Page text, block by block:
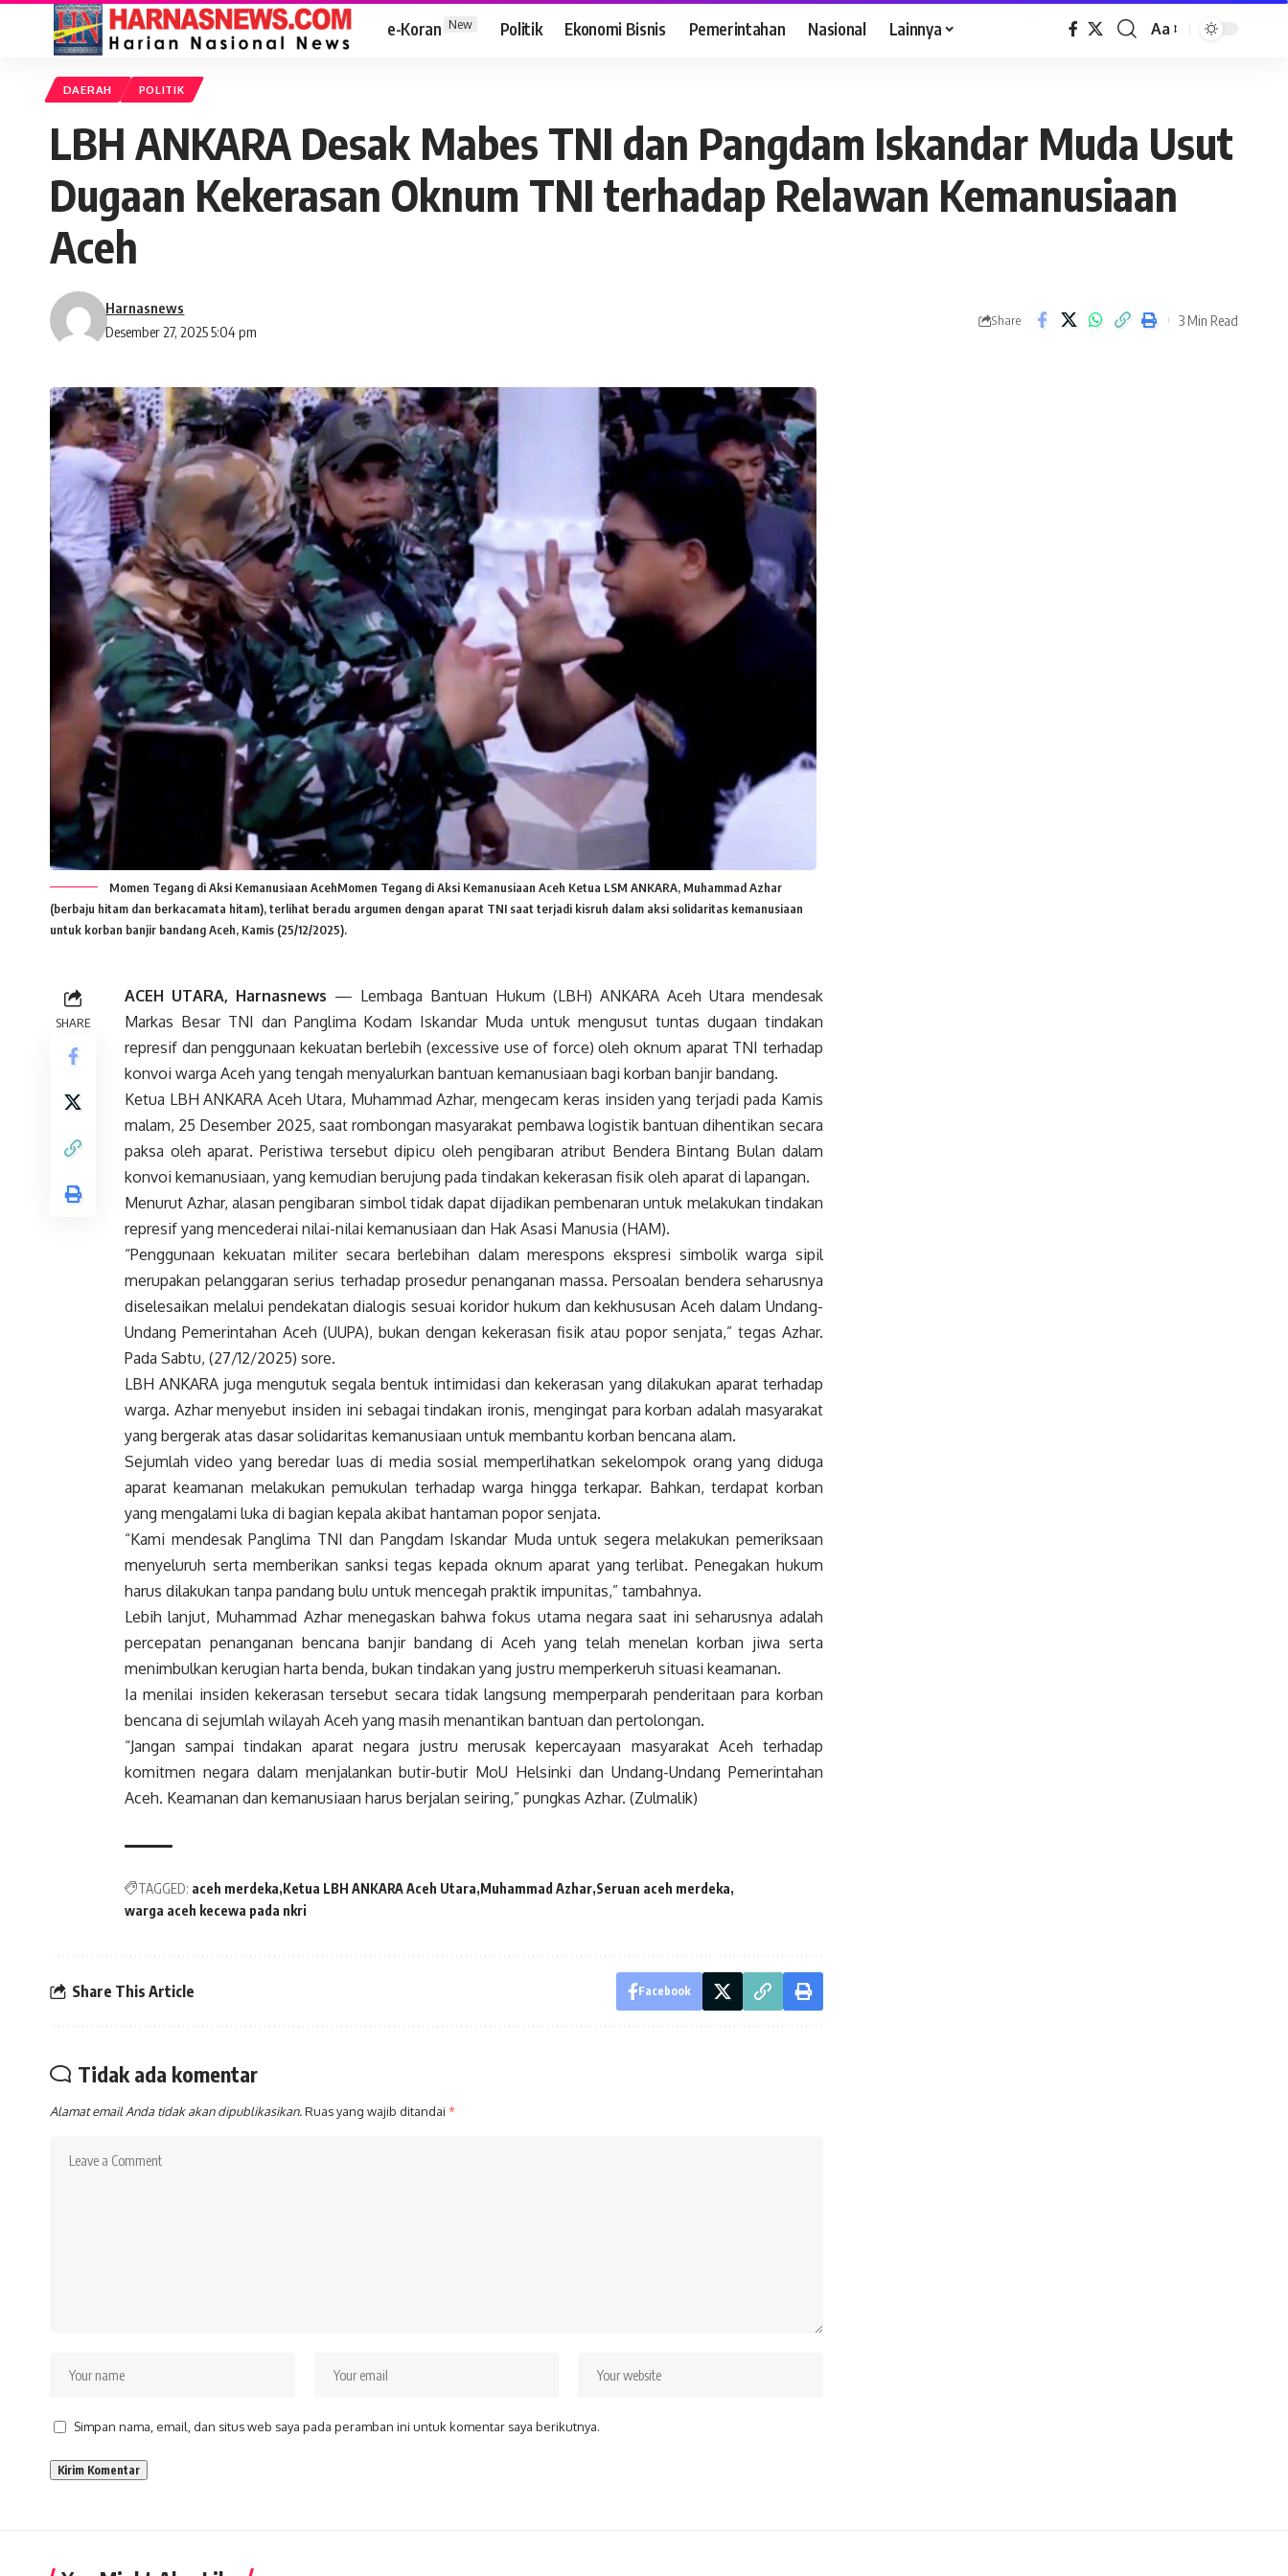
e-Koran New Politik Ekonomi Bisnis Pemerintahan Nasional Lainnya Aa
DAERAH POLITIK
LBH ANKARA Desak Mabes TNI dan Pangdam Iskandar Muda Usut
Dugaan Kekerasan Oknum TNI terhadap Relawan Kemanusiaan
Aceh
Desember 27, 2025 5:04 pm
Harnasnews
Share 3 Min Read
Momen Tegang di Aksi Kemanusiaan AcehMomen Tegang di Aksi Kemanusiaan Aceh Ketua LSM ANKARA, Muhammad Azhar
(berbaju hitam dan berkacamata hitam), terlihat beradu argumen dengan aparat TNI saat terjadi kisruh dalam aksi solidaritas kemanusiaan
untuk korban banjir bandang Aceh, Kamis (25/12/2025).
SHARE
ACEH UTARA, Harnasnews — Lembaga Bantuan Hukum (LBH) ANKARA Aceh Utara mendesak
Markas Besar TNI dan Panglima Kodam Iskandar Muda untuk mengusut tuntas dugaan tindakan
represif dan penggunaan kekuatan berlebih (excessive use of force) oleh oknum aparat TNI terhadap
konvoi warga Aceh yang tengah menyalurkan bantuan kemanusiaan bagi korban banjir bandang.
Ketua LBH ANKARA Aceh Utara, Muhammad Azhar, mengecam keras insiden yang terjadi pada Kamis
malam, 25 Desember 2025, saat rombongan masyarakat pembawa logistik bantuan dihentikan secara
paksa oleh aparat. Peristiwa tersebut dipicu oleh pengibaran atribut Bendera Bintang Bulan dalam
konvoi kemanusiaan, yang kemudian berujung pada tindakan kekerasan fisik oleh aparat di lapangan.
Menurut Azhar, alasan pengibaran simbol tidak dapat dijadikan pembenaran untuk melakukan tindakan
represif yang mencederai nilai-nilai kemanusiaan dan Hak Asasi Manusia (HAM).
“Penggunaan kekuatan militer secara berlebihan dalam merespons ekspresi simbolik warga sipil
merupakan pelanggaran serius terhadap prosedur penanganan massa. Persoalan bendera seharusnya
diselesaikan melalui pendekatan dialogis sesuai koridor hukum dan kekhususan Aceh dalam Undang-
Undang Pemerintahan Aceh (UUPA), bukan dengan kekerasan fisik atau popor senjata,” tegas Azhar.
Pada Sabtu, (27/12/2025) sore.
LBH ANKARA juga mengutuk segala bentuk intimidasi dan kekerasan yang dilakukan aparat terhadap
warga. Azhar menyebut insiden ini sebagai tindakan ironis, mengingat para korban adalah masyarakat
yang bergerak atas dasar solidaritas kemanusiaan untuk membantu korban bencana alam.
Sejumlah video yang beredar luas di media sosial memperlihatkan sekelompok orang yang diduga
aparat keamanan melakukan pemukulan terhadap warga hingga terkapar. Bahkan, terdapat korban
yang mengalami luka di bagian kepala akibat hantaman popor senjata.
“Kami mendesak Panglima TNI dan Pangdam Iskandar Muda untuk segera melakukan pemeriksaan
menyeluruh serta memberikan sanksi tegas kepada oknum aparat yang terlibat. Penegakan hukum
harus dilakukan tanpa pandang bulu untuk mencegah praktik impunitas,” tambahnya.
Lebih lanjut, Muhammad Azhar menegaskan bahwa fokus utama negara saat ini seharusnya adalah
percepatan penanganan bencana banjir bandang di Aceh yang telah menelan korban jiwa serta
menimbulkan kerugian harta benda, bukan tindakan yang justru memperkeruh situasi keamanan.
Ia menilai insiden kekerasan tersebut secara tidak langsung memperparah penderitaan para korban
bencana di sejumlah wilayah Aceh yang masih menantikan bantuan dan pertolongan.
“Jangan sampai tindakan aparat negara justru merusak kepercayaan masyarakat Aceh terhadap
komitmen negara dalam menjalankan butir-butir MoU Helsinki dan Undang-Undang Pemerintahan
Aceh. Keamanan dan kemanusiaan harus berjalan seiring,” pungkas Azhar. (Zulmalik)
TAGGED: aceh merdeka Ketua LBH ANKARA Aceh Utara Muhammad Azhar Seruan aceh merdeka
warga aceh kecewa pada nkri
Share This Article Facebook
Tidak ada komentar
Alamat email Anda tidak akan dipublikasikan.Ruas yang wajib ditandai *
Simpan nama, email, dan situs web saya pada peramban ini untuk komentar saya berikutnya.